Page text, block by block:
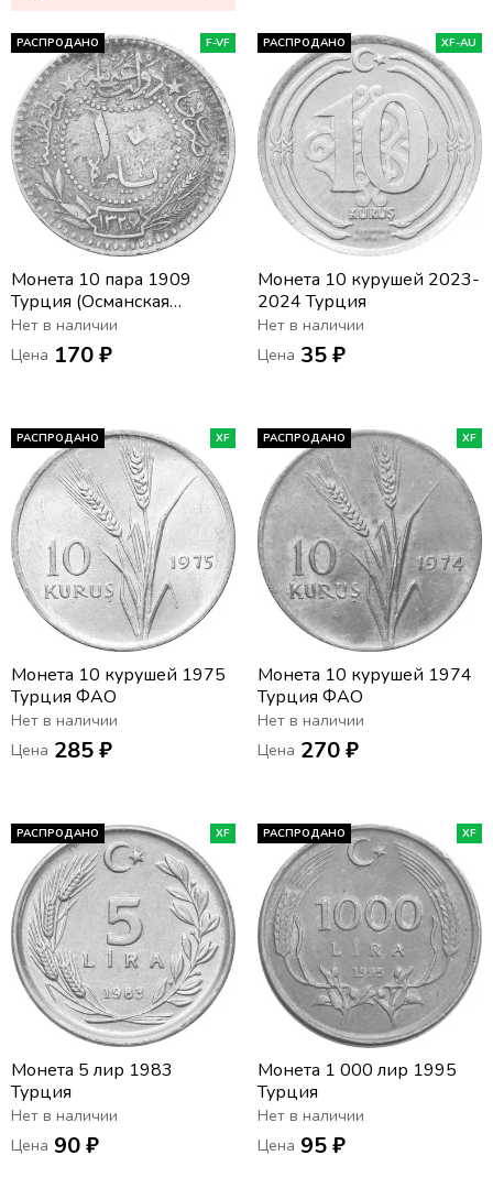
РАСПРОДАНО F-VF
Монета 10 пара 1909
Турция (Османская
империя)
Нет в наличии
Цена 170 ₽
РАСПРОДАНО XF-AU
Монета 10 курушей 2023-
2024 Турция
Нет в наличии
Цена 35 ₽
РАСПРОДАНО XF
Монета 10 курушей 1975
Турция ФАО
Нет в наличии
Цена 285 ₽
РАСПРОДАНО XF
Монета 10 курушей 1974
Турция ФАО
Нет в наличии
Цена 270 ₽
РАСПРОДАНО XF
Монета 5 лир 1983
Турция
Нет в наличии
Цена 90 ₽
РАСПРОДАНО XF
Монета 1 000 лир 1995
Турция
Нет в наличии
Цена 95 ₽